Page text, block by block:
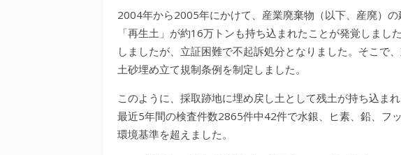
2004年から2005年にかけて、産業廃棄物（以下、産廃）
「再生土」が約16万トンも持ち込まれたことが発覚しまし
しましたが、立証困難で不起訴処分となりました。そこで
土砂埋め立て規制条例を制定しました。
このように、採取跡地に埋め戻し土として残土が持ち込ま
最近5年間の検査件数2865件中42件で水銀、ヒ素、鉛、フ
環境基準を超えました。